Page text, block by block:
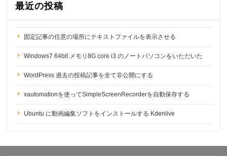
最近の投稿
固定記事の任意の場所にテキストファイルを表示させる
Windows7 64bit メモリ8G core i3 のノートパソコンをいただいた
WordPress 過去の投稿記事を全て非公開にする
xautomationを使ってSimpleScreenRecorderを自動保存する
Ubuntu に動画編集ソフトをインストールする Kdenlive